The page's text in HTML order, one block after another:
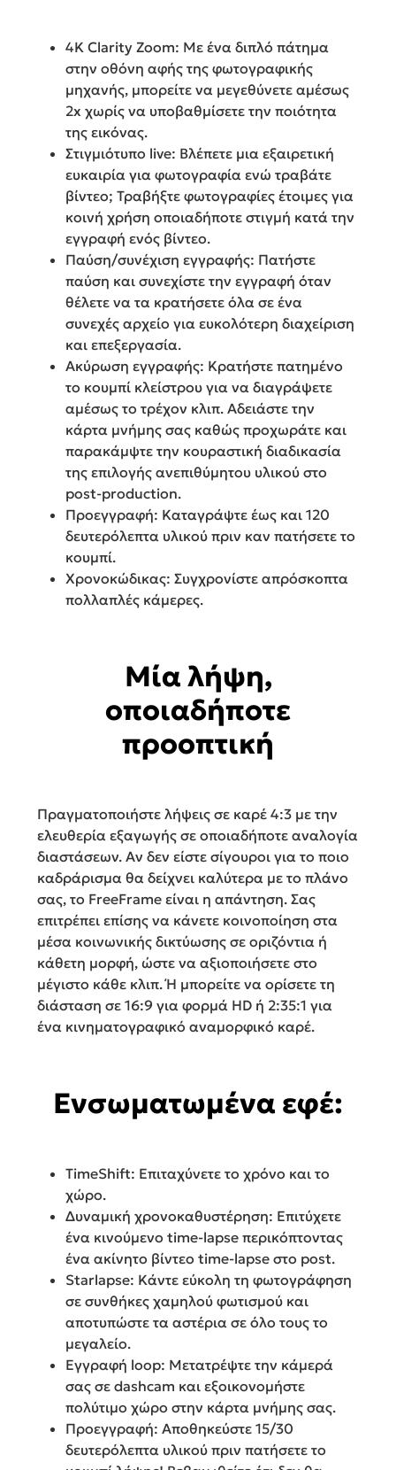
4K Clarity Zoom: Με ένα διπλό πάτημα
στην οθόνη αφής της φωτογραφικής
μηχανής, μπορείτε να μεγεθύνετε αμέσως
2x χωρίς να υποβαθμίσετε την ποιότητα
της εικόνας.
Στιγμιότυπο live: Βλέπετε μια εξαιρετική
ευκαιρία για φωτογραφία ενώ τραβάτε
βίντεο; Τραβήξτε φωτογραφίες έτοιμες για
κοινή χρήση οποιαδήποτε στιγμή κατά την
εγγραφή ενός βίντεο.
Παύση/συνέχιση εγγραφής: Πατήστε
παύση και συνεχίστε την εγγραφή όταν
θέλετε να τα κρατήσετε όλα σε ένα
συνεχές αρχείο για ευκολότερη διαχείριση
και επεξεργασία.
Ακύρωση εγγραφής: Κρατήστε πατημένο
το κουμπί κλείστρου για να διαγράψετε
αμέσως το τρέχον κλιπ. Αδειάστε την
κάρτα μνήμης σας καθώς προχωράτε και
παρακάμψτε την κουραστική διαδικασία
της επιλογής ανεπιθύμητου υλικού στο
post-production.
Προεγγραφή: Καταγράψτε έως και 120
δευτερόλεπτα υλικού πριν καν πατήσετε το
κουμπί.
Χρονοκώδικας: Συγχρονίστε απρόσκοπτα
πολλαπλές κάμερες.
Μία λήψη,
οποιαδήποτε
προοπτική
Πραγματοποιήστε λήψεις σε καρέ 4:3 με την
ελευθερία εξαγωγής σε οποιαδήποτε αναλογία
διαστάσεων. Αν δεν είστε σίγουροι για το ποιο
καδράρισμα θα δείχνει καλύτερα με το πλάνο
σας, το FreeFrame είναι η απάντηση. Σας
επιτρέπει επίσης να κάνετε κοινοποίηση στα
μέσα κοινωνικής δικτύωσης σε οριζόντια ή
κάθετη μορφή, ώστε να αξιοποιήσετε στο
μέγιστο κάθε κλιπ. Ή μπορείτε να ορίσετε τη
διάσταση σε 16:9 για φορμά HD ή 2:35:1 για
ένα κινηματογραφικό αναμορφικό καρέ.
Ενσωματωμένα εφέ:
TimeShift: Επιταχύνετε το χρόνο και το
χώρο.
Δυναμική χρονοκαθυστέρηση: Επιτύχετε
ένα κινούμενο time-lapse περικόπτοντας
ένα ακίνητο βίντεο time-lapse στο post.
Starlapse: Κάντε εύκολη τη φωτογράφηση
σε συνθήκες χαμηλού φωτισμού και
αποτυπώστε τα αστέρια σε όλο τους το
μεγαλείο.
Εγγραφή loop: Μετατρέψτε την κάμερά
σας σε dashcam και εξοικονομήστε
πολύτιμο χώρο στην κάρτα μνήμης σας.
Προεγγραφή: Αποθηκεύστε 15/30
δευτερόλεπτα υλικού πριν πατήσετε το